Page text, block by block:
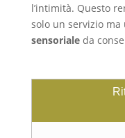
l’intimità. Questo
solo un servizio
sensorialeda